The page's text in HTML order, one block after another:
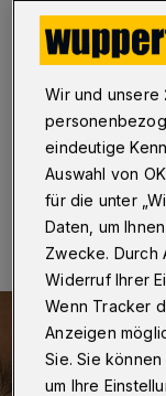
Wuppertaler·
Haus der
Sprachklassen
02.10.2020 ,
Wir und unsere
eindeutige
Auswahl von
für die unter
Daten, um
Zwecke. Durch
Widerruf Ihrer
Wenn Tracker
Anzeigen
Sie. Sie
um Ihre